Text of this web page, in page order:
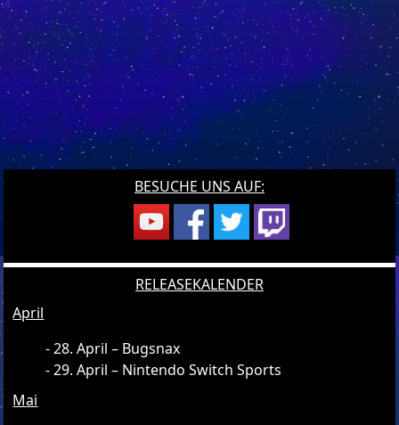
BESUCHE UNS AUF:
RELEASEKALENDER
April
28. April – Bugsnax
29. April – Nintendo Switch Sports
Mai